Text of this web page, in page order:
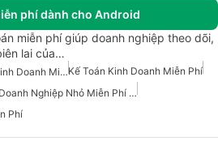
phí dành cho Android
miễn phí giúp doanh nghiệp theo dõi,
lai của…
Trình Theo Dõi Chi Phí Kinh Doanh Miễn PhíKế Toán Kinh Doanh Miễn Phí
Kế Toán Doanh Nghiệp Nhỏ Miễn Phí Cho Android
Phí